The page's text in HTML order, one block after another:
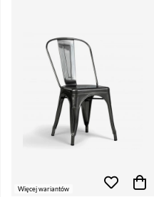
Więcej wariantów